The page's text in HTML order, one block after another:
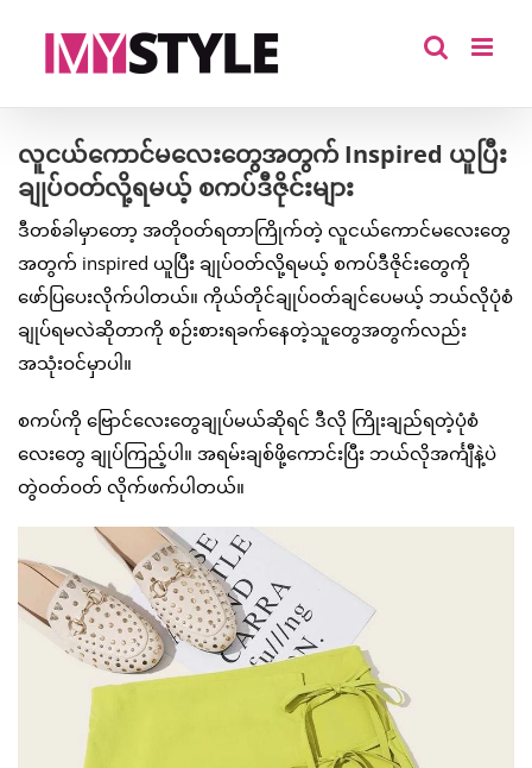
လူငယ်ကောင်မလေးတွေအတွက် Inspired ယူပြီး
ချုပ်ဝတ်လို့ရမယ့် စကပ်ဒီဇိုင်းများ
ဒီတစ်ခါမှာတော့ အတိုဝတ်ရတာကြိုက်တဲ့ လူငယ်ကောင်မလေးတွေ
အတွက် inspired ယူပြီး ချုပ်ဝတ်လို့ရမယ့် စကပ်ဒီဇိုင်းတွေကို
ဖော်ပြပေးလိုက်ပါတယ်။ ကိုယ်တိုင်ချုပ်ဝတ်ချင်ပေမယ့် ဘယ်လိုပုံစံ
ချုပ်ရမလဲဆိုတာကို စဉ်းစားရခက်နေတဲ့သူတွေအတွက်လည်း
အသုံးဝင်မှာပါ။
စကပ်ကို ဗြောင်လေးတွေချုပ်မယ်ဆိုရင် ဒီလို ကြိုးချည်ရတဲ့ပုံစံ
လေးတွေ ချုပ်ကြည့်ပါ။ အရမ်းချစ်ဖို့ကောင်းပြီး ဘယ်လိုအင်္ကျီနဲ့ပဲ
တွဲဝတ်ဝတ် လိုက်ဖက်ပါတယ်။